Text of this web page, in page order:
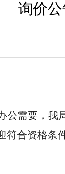
询价公
公需要，我
合资格条